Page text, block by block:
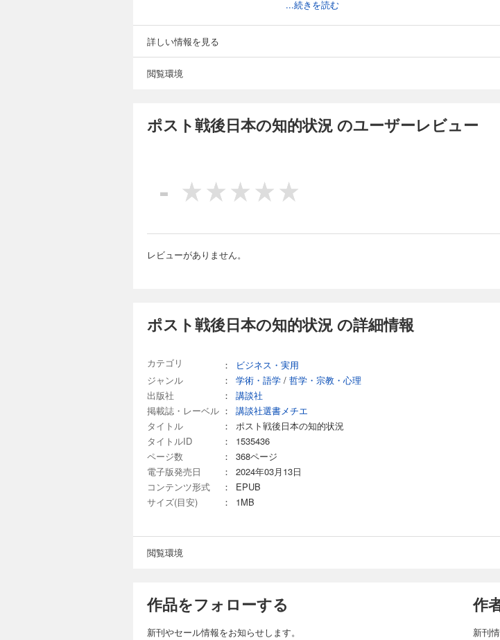
ここで分析される対象は、「知的階層の言語行為」
は、必然的に「知的階層の（欠落を含めた）あり方
意味の学術」の世界の外で形成された言論も取り上
た」。
この「失敗」は著者自身も当事者の一人にほかなり
スルーを担う極小の一点へ、私の仕事が結び付く
は必ず、失敗について報告し申し送る、とりわけ
果どういう状況が後へ残っているのか、について考
る」。
に、この国がたどってきた道程の記録でもありま
ず、未来はここから歩まなければならない。しかし
第II章 戦前期（一八九五―一九四五年）
第III章 戦後期（一九四五―七〇年）
...続きを読む
詳しい情報を見る
閲覧環境
ポスト戦後日本の知的状況 のユーザーレビュー
-
レビューがありません。
ポスト戦後日本の知的状況 の詳細情報
カテゴリ ：
ビジネス・実用
ジャンル
： 学術・語学 / 哲学・宗教・心理
出版社
：
講談社
掲載誌・レーベル ：
講談社選書メチエ
タイトル
：
ポスト戦後日本の知的状況
タイトルID
：
1535436
ページ数
：
368ページ
電子版発売日
：
2024年03月13日
コンテンツ形式
：
EPUB
サイズ(目安)
： 1MB
閲覧環境
作品をフォローする
新刊やセール情報をお知らせします。
作
新刊